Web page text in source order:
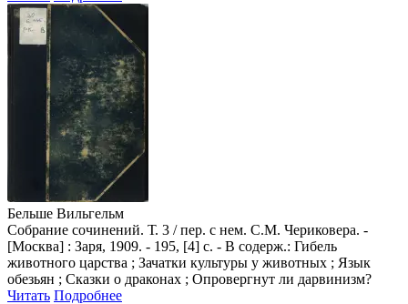
Бельше Вильгельм
Собрание сочинений. Т. 3 / пер. с нем. С.М. Чериковера. -
[Москва] : Заря, 1909. - 195, [4] с. - В содерж.: Гибель
животного царства ; Зачатки культуры у животных ; Язык
обезьян ; Сказки о драконах ; Опровергнут ли дарвинизм?
Читать Подробнее